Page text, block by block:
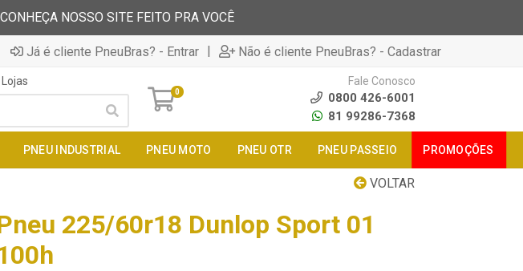
NOSSO SITE FEITO PRA VOCÊ
Já é cliente PneuBras? - Entrar | Não é cliente PneuBras? - Cadastrar
Lojas
0
Fale Conosco
0800 426-6001
81 99286-7368
PNEU INDUSTRIAL PNEU MOTO PNEU OTR PNEU PASSEIO PROMOÇÕES
VOLTAR
225/60r18 Dunlop Sport 01